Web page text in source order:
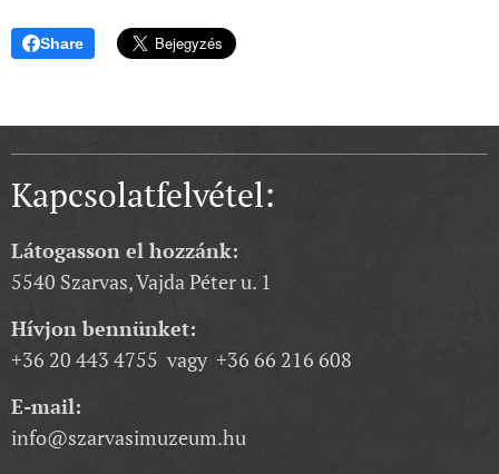
Share
Kapcsolatfelvétel:
Látogasson el hozzánk:
5540 Szarvas, Vajda Péter u. 1
Hívjon bennünket:
+36 20 443 4755 vagy +36 66 216 608
E-mail:
info@szarvasimuzeum.hu